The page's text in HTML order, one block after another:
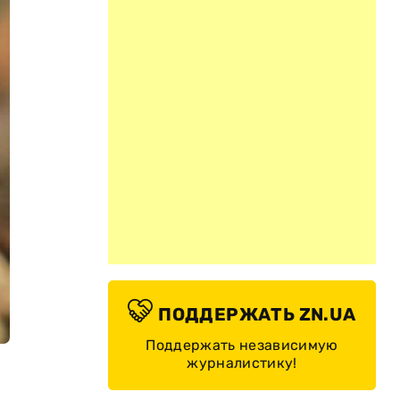
ПОДДЕРЖАТЬ ZN.UA
Поддержать независимую
журналистику!